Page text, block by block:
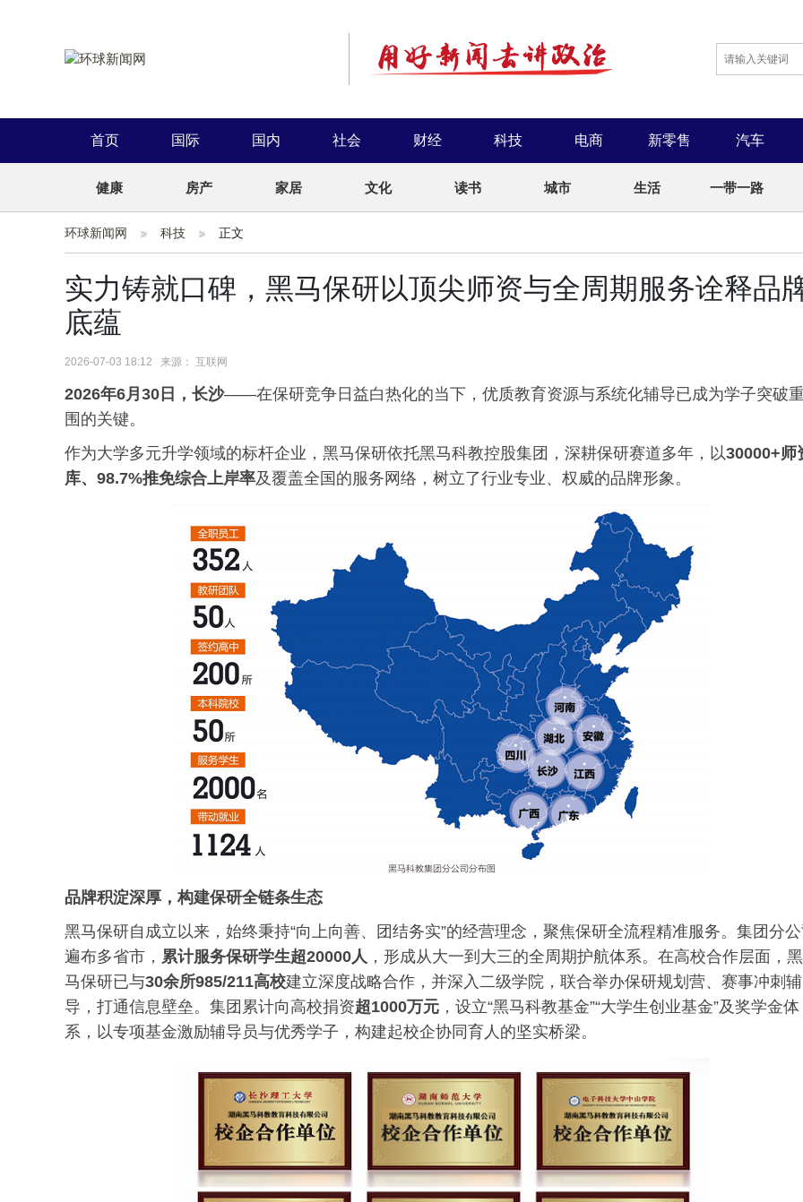
首页 国际 国内 社会 财经 科技 电商 新零售 汽车
健康 房产 家居 文化 读书 城市 生活 一带一路
环球新闻网 科技 正文
实力铸就口碑，黑马保研以顶尖师资与全周期服务诠释品
底蕴
2026-07-03 18:12 来源： 互联网
2026年6月 30 日，长沙——在保研竞争日益白热化的当下，优质教育资源与系统化辅导已成为学子突破
围的关键。
作为大学多元升学领域的标杆企业，黑马保研依托黑马科教控股集团，深耕保研赛道多年，以30000+师
库、98.7%推免综合上岸率及覆盖全国的服务网络，树立了行业专业、权威的品牌形象。
品牌积淀深厚，构建保研全链条生态
黑马保研自成立以来，始终秉持“向上向善、团结务实”的经营理念，聚焦保研全流程精准服务。集团分
遍布多省市， 累计服务保研学生超20000人 ，形成从大一到大三的全周期护航体系。在高校合作层面，黑
马保研已与30余所985/211高校建立深度战略合作，并深入二级学院，联合举办保研规划营、赛事冲刺辅
导，打通信息壁垒。集团累计向高校捐资超1000万元 ，设立“黑马科教基金”“大学生创业基金”及奖学金体
系，以专项基金激励辅导员与优秀学子，构建起校企协同育人的坚实桥梁。